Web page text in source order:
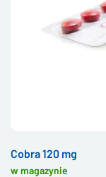
Cobra 120 mg
w magazynie